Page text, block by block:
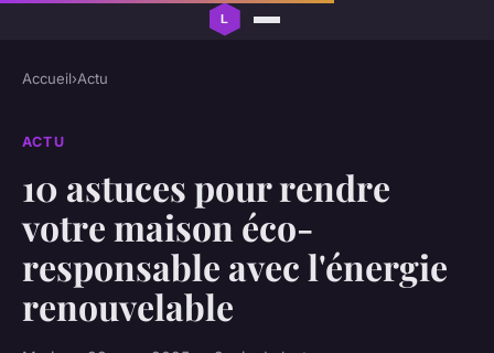
Accueil›Actu
ACTU
10 astuces pour rendre
votre maison éco-
responsable avec l'énergie
renouvelable